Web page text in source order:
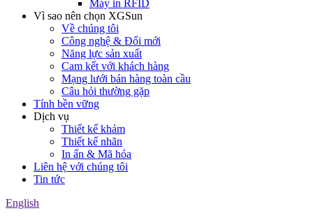
Máy in RFID
Vì sao nên chọn XGSun
Về chúng tôi
Công nghệ & Đổi mới
Năng lực sản xuất
Cam kết với khách hàng
Mạng lưới bán hàng toàn cầu
Câu hỏi thường gặp
Tính bền vững
Dịch vụ
Thiết kế khảm
Thiết kế nhãn
In ấn & Mã hóa
Liên hệ với chúng tôi
Tin tức
English